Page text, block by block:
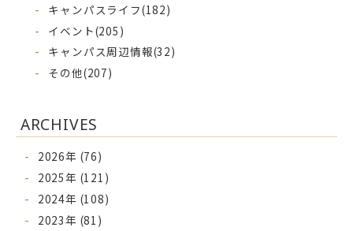
キャンパスライフ(182)
イベント(205)
キャンパス周辺情報(32)
その他(207)
ARCHIVES
2026年 (76)
2025年 (121)
2024年 (108)
2023年 (81)